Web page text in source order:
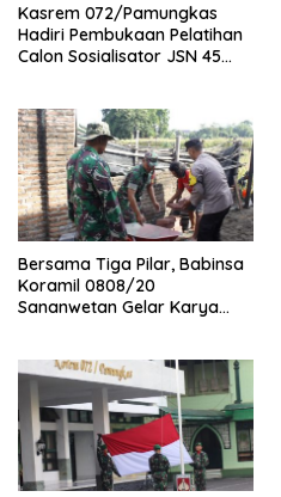
Kasrem 072/Pamungkas
Hadiri Pembukaan Pelatihan
Calon Sosialisator JSN 45
Bersama Tiga Pilar, Babinsa
Koramil 0808/20
Sananwetan Gelar Karya